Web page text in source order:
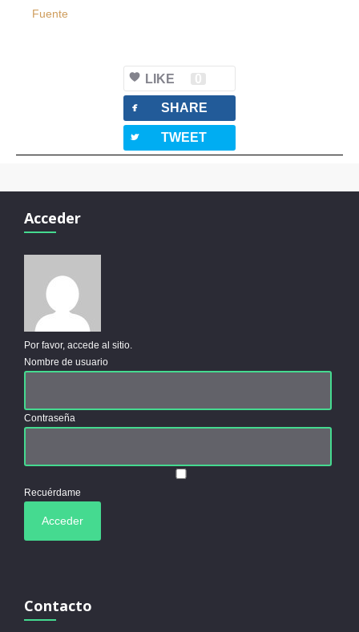
Fuente
LIKE 0
facebook SHARE
twitterbird TWEET
Acceder
Por favor, accede al sitio.
Nombre de usuario
Contraseña
Recuérdame
Contacto